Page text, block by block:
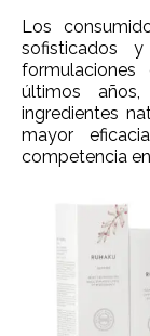
Los
sofisticados
últimos
ingredientes
mayor
competencia